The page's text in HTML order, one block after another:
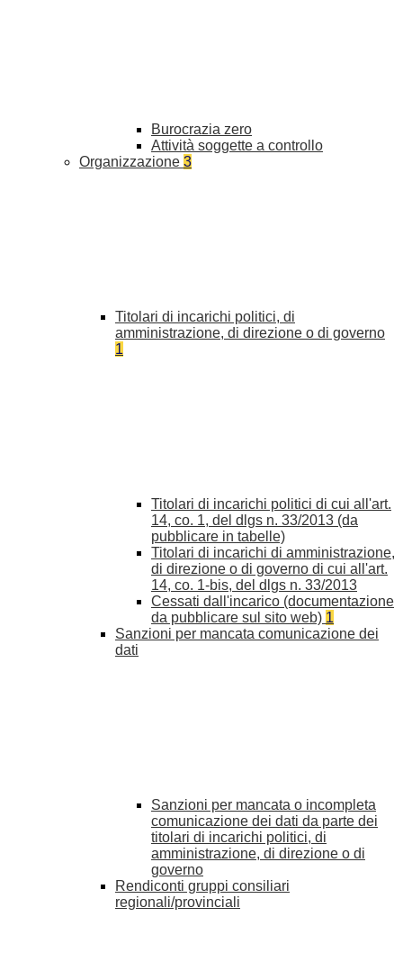
Burocrazia zero
Attività soggette a controllo
Organizzazione 3
Titolari di incarichi politici, di
amministrazione, di direzione o di governo
1
Titolari di incarichi politici di cui all'art.
14, co. 1, del dlgs n. 33/2013 (da
pubblicare in tabelle)
Titolari di incarichi di amministrazione,
di direzione o di governo di cui all'art.
14, co. 1-bis, del dlgs n. 33/2013
Cessati dall'incarico (documentazione
da pubblicare sul sito web) 1
Sanzioni per mancata comunicazione dei
dati
Sanzioni per mancata o incompleta
comunicazione dei dati da parte dei
titolari di incarichi politici, di
amministrazione, di direzione o di
governo
Rendiconti gruppi consiliari
regionali/provinciali